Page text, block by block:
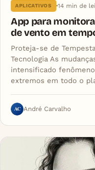
APLICATIVOS 14 min de
App para
de vento em
Proteja-se de
Tecnologia As
intensificado
extremos em todo o
AC André Carvalho